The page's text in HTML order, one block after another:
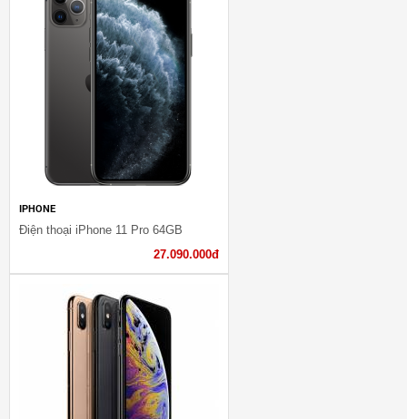
IPHONE
Điện thoại iPhone 11 Pro 64GB
27.090.000đ